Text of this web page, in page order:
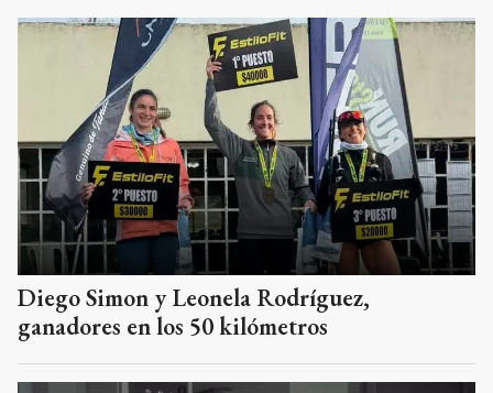
Diego Simon y Leonela Rodríguez,
ganadores en los 50 kilómetros